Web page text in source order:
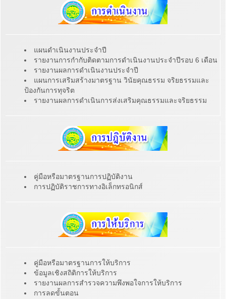
แผนดำเนินงานประจำปี
รายงานการกำกับติดตามการดำเนินงานประจำปีรอบ 6 เดือน
รายงานผลการดำเนินงานประจำปี
แผนการเสริมสร้างมาตรฐาน วินัยคุณธรรม จริยธรรมและ
ป้องกันการทุจริต
รายงานผลการดำเนินการส่งเสริมคุณธรรมและจริยธรรม
คู่มือหรือมาตรฐานการปฏิบัติงาน
การปฏิบัติราชการทางอิเล็กทรอนิกส์
คู่มือหรือมาตรฐานการให้บริการ
ข้อมูลเชิงสถิติการให้บริการ
รายงานผลการสำรวจความพึงพอใจการให้บริการ
การลดขั้นตอน